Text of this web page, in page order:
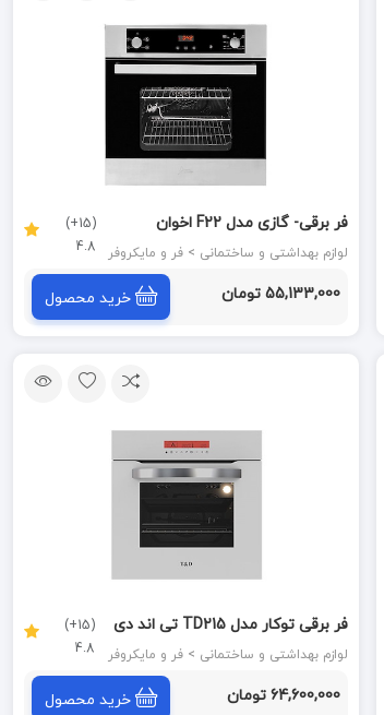
فر برقی- گازی مدل F22 اخوان
AKHAVAN
لوازم بهداشتی و ساختمانی > فر و مایکروفر
(15+)
4.8
55,133,000 تومان خرید محصول
فر برقی توکار مدل TD215 تی اند دی
T&D
لوازم بهداشتی و ساختمانی > فر و مایکروفر
(15+)
4.8
64,600,000 تومان خرید محصول